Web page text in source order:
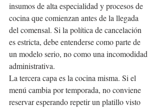
insumos de alta especialidad y procesos de
cocina que comienzan antes de la llegada
del comensal. Si la política de cancelación
es estricta, debe entenderse como parte de
un modelo serio, no como una incomodidad
administrativa.
La tercera capa es la cocina misma. Si el
menú cambia por temporada, no conviene
reservar esperando repetir un platillo visto